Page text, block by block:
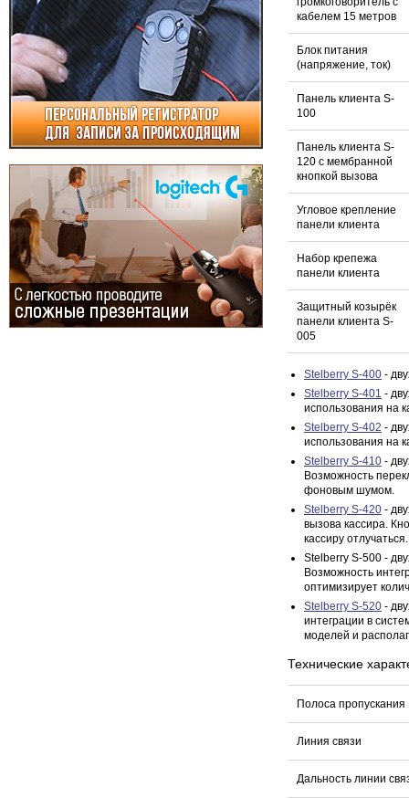
кабелем 15 метров
Блок питания
(напряжение, ток)
Панель клиента S-
100
Панель клиента S-
120 с мембранной
кнопкой вызова
Угловое крепление
панели клиента
Набор крепежа
панели клиента
Защитный козырёк
панели клиента S-
005
Stelberry S-400 -
Stelberry S-401 -
использования на
Stelberry S-402 -
использования на
Stelberry S-410 -
Возможность
фоновым шумом.
Stelberry S-420 -
вызова кассира.
кассиру отлучаться.
Stelberry S-500 -
Возможность
оптимизирует
Stelberry S-520 -
интеграции в
моделей и
Технические
Полоса пропускания
Линия связи
Дальность линии